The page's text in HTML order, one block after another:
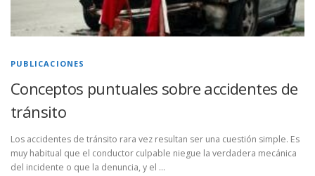
PUBLICACIONES
Conceptos puntuales sobre accidentes de
tránsito
Los accidentes de tránsito rara vez resultan ser una cuestión simple. Es
muy habitual que el conductor culpable niegue la verdadera mecánica
del incidente o que la denuncia, y el …